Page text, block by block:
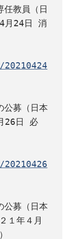
任教員（日
月24日 消
公募（日本
26日 必
公募（日本
１年４月